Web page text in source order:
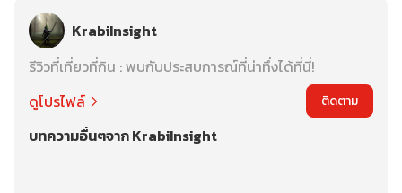
KrabiInsight
รีวิวที่เที่ยวที่กิน : พบกับประสบการณ์ที่น่าทึ่งได้ที่นี่!
ดูโปรไฟล์
ติดตาม
บทความอื่นๆจาก KrabiInsight